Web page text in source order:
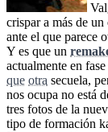
crispar a más de
ante el que parece
Y es que un
actualmente en
que otra secuela,
nos ocupa no está
tres fotos de la
tipo de formación